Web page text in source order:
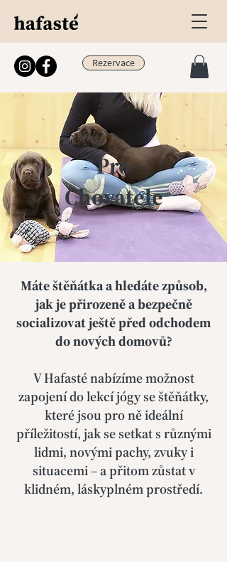
Rezervace
Pro
Chovatele
Máte štěňátka a hledáte způsob,
jak je přirozeně a bezpečně
socializovat ještě před odchodem
do nových domovů?
V Hafasté nabízíme možnost
zapojení do lekcí jógy se štěňátky,
které jsou pro ně ideální
příležitostí, jak se setkat s různými
lidmi, novými pachy, zvuky i
situacemi – a přitom zůstat v
klidném, láskyplném prostředí.